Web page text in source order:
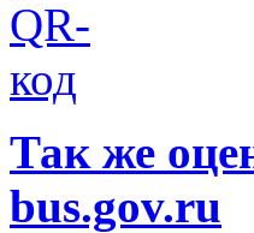
Так же
bus.gov.ru